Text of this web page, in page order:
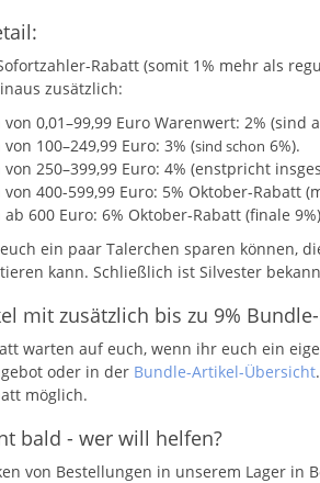
Rabatt (somit 1% mehr als
zusätzlich:
0,01–99,99 Euro Warenwert: 2% (sind
100–249,99 Euro: 3% (sind schon 6%).
250–399,99 Euro: 4% (enstpricht
400-599,99 Euro: 5% Oktober-Rabatt
600 Euro: 6% Oktober-Rabatt (finale
ein paar Talerchen sparen können,
kann. Schließlich ist Silvester
mit zusätzlich bis zu 9%
warten auf euch, wenn ihr euch ein
oder in der Bundle-Artikel-Übersicht
möglich.
bald - wer will helfen?
von Bestellungen in unserem Lager